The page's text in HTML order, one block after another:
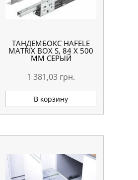
ТАНДЕМБОКС HAFELE
MATRIX BOX S, 84 Х 500
ММ СЕРЫЙ
1 381,03 грн.
В корзину